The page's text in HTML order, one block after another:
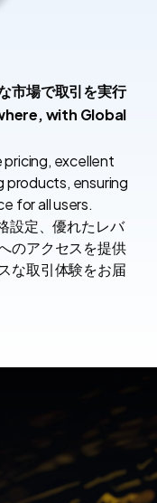
市場で取引を実行
with Global
excellent
products, ensuring
for all users.
設定、優れたレバ
のアクセスを提供
な取引体験をお届